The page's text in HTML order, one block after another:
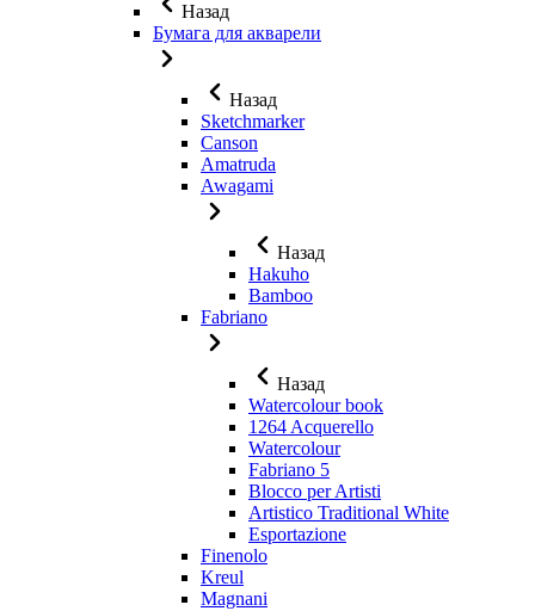
Назад
Бумага для акварели
Назад
Sketchmarker
Canson
Amatruda
Awagami
Назад
Hakuho
Bamboo
Fabriano
Назад
Watercolour book
1264 Acquerello
Watercolour
Fabriano 5
Blocco per Artisti
Artistico Traditional White
Esportazione
Finenolo
Kreul
Magnani